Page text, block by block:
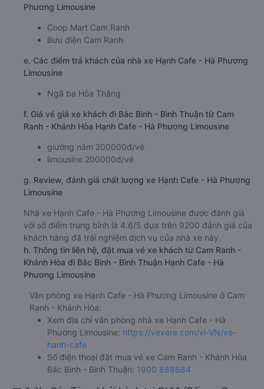
Phương Limousine
Coop Mart Cam Ranh
Bưu điện Cam Ranh
e. Các điểm trả khách của nhà xe Hạnh Cafe - Hà Phương
Limousine
Ngã ba Hòa Thắng
f. Giá vé giá xe khách đi Bắc Bình - Bình Thuận từ Cam
Ranh - Khánh Hòa Hạnh Cafe - Hà Phương Limousine
giường nằm 200000đ/vé
limousine 200000đ/vé
g. Review, đánh giá chất lượng xe Hạnh Cafe - Hà Phương
Limousine
Nhà xe Hạnh Cafe - Hà Phương Limousine được đánh giá
với số điểm trung bình là 4.6/5 dựa trên 9200 đánh giá của
khách hàng đã trải nghiệm dịch vụ của nhà xe này.
h. Thông tin liên hệ, đặt mua vé xe khách từ Cam Ranh -
Khánh Hòa đi Bắc Bình - Bình Thuận Hạnh Cafe - Hà
Phương Limousine
Văn phòng xe Hạnh Cafe - Hà Phương Limousine ở Cam
Ranh - Khánh Hòa:
Xem địa chỉ văn phòng nhà xe Hạnh Cafe - Hà
Phương Limousine: https://vexere.com/vi-VN/xe-
hanh-cafe
Số điện thoại đặt mua vé xe Cam Ranh - Khánh Hòa
Bắc Bình - Bình Thuận: 1900 888684